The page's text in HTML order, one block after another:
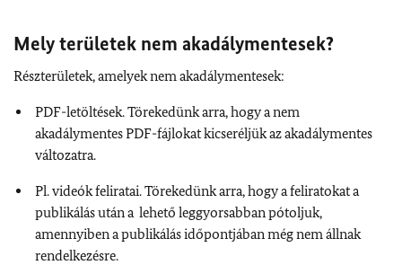
Mely területek nem akadálymentesek?
Részterületek, amelyek nem akadálymentesek:
PDF-letöltések. Törekedünk arra, hogy a nem
akadálymentes PDF-fájlokat kicseréljük az akadálymentes
változatra.
Pl. videók feliratai. Törekedünk arra, hogy a feliratokat a
publikálás után a lehető leggyorsabban pótoljuk,
amennyiben a publikálás időpontjában még nem állnak
rendelkezésre.